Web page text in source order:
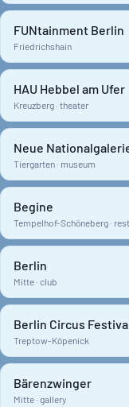
FUNtainment Berlin
Friedrichshain
HAU Hebbel am Ufer
Kreuzberg · theater
Neue
Tiergarten · museum
Begine
Tempelhof-Schöneberg ·
Berlin
Mitte · club
Berlin Circus
Treptow-Köpenick
Bärenzwinger
Mitte · gallery